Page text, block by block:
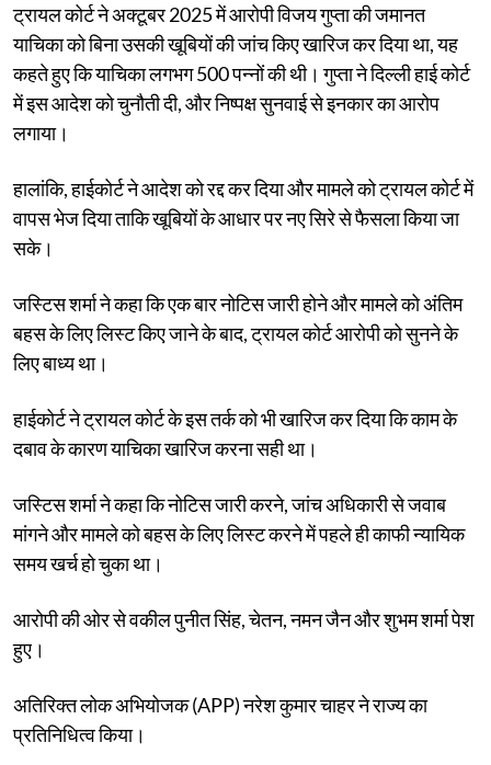
ट्रायल कोर्ट ने अक्टूबर 2025 में आरोपी विजय गुप्ता की जमानत
याचिका को बिना उसकी खूबियों की जांच किए खारिज कर दिया था, यह
कहते हुए कि याचिका लगभग 500 पन्नों की थी। गुप्ता ने दिल्ली हाई कोर्ट
में इस आदेश को चुनौती दी, और निष्पक्ष सुनवाई से इनकार का आरोप
लगाया।
हालांकि, हाईकोर्ट ने आदेश को रद्द कर दिया और मामले को ट्रायल कोर्ट में
वापस भेज दिया ताकि खूबियों के आधार पर नए सिरे से फैसला किया जा
सके।
जस्टिस शर्मा ने कहा कि एक बार नोटिस जारी होने और मामले को अंतिम
बहस के लिए लिस्ट किए जाने के बाद, ट्रायल कोर्ट आरोपी को सुनने के
लिए बाध्य था।
हाईकोर्ट ने ट्रायल कोर्ट के इस तर्क को भी खारिज कर दिया कि काम के
दबाव के कारण याचिका खारिज करना सही था।
जस्टिस शर्मा ने कहा कि नोटिस जारी करने, जांच अधिकारी से जवाब
मांगने और मामले को बहस के लिए लिस्ट करने में पहले ही काफी न्यायिक
समय खर्च हो चुका था।
आरोपी की ओर से वकील पुनीत सिंह, चेतन, नमन जैन और शुभम शर्मा पेश
हुए।
अतिरिक्त लोक अभियोजक (APP) नरेश कुमार चाहर ने राज्य का
प्रतिनिधित्व किया।